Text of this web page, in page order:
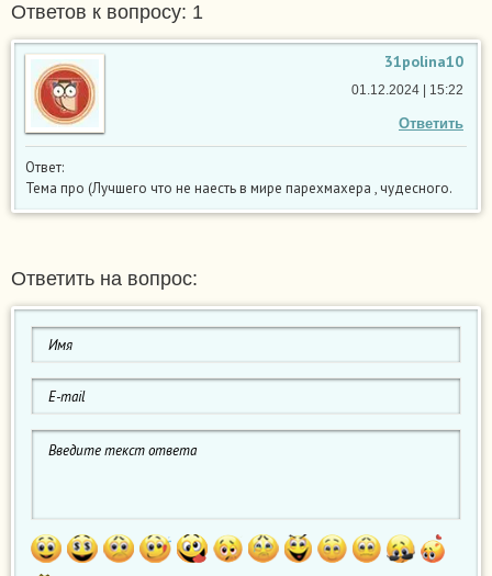
Ответов к вопросу: 1
31polina10
Ответить
01.12.2024 | 15:22
Ответ:
Тема про (Лучшего что не наесть в мире парехмахера , чудесного.
Ответить на вопрос: